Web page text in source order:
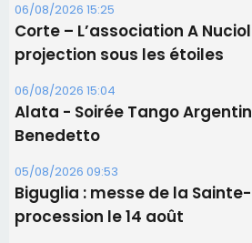
06/08/2026 15:25
Corte – L’association A
projection sous les étoiles
06/08/2026 15:04
Alata - Soirée Tango
Benedetto
05/08/2026 09:53
Biguglia : messe de la
procession le 14 août